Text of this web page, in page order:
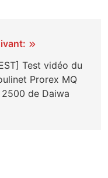
Test vidéo du
Prorex MQ
2500 de Daiwa